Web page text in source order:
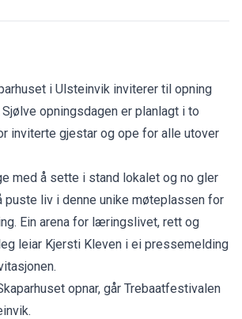
i Ulsteinvik inviterer til opning
opningsdagen er planlagt i to
inviterte gjestar og ope for alle utover
med å sette i stand lokalet og no gler
puste liv i denne unike møteplassen for
Ein arena for læringslivet, rett og
leiar Kjersti Kleven i ei pressemelding
opnar, går Trebaatfestivalen